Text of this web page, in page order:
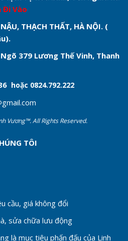
Đi Vào
THẠCH THẤT, HÀ NỘI. (
Ngõ 379 Lương Thế Vinh, Thanh
hoặc 0824.792.222
Vương™. All Rights Reserved.
TÔI
cầu, giá không đổi
sửa chữa lưu động
là mục tiêu phấn đấu của Linh